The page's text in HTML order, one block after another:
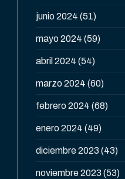
junio 2024 (51)
mayo 2024 (59)
abril 2024 (54)
marzo 2024 (60)
febrero 2024 (68)
enero 2024 (49)
diciembre 2023 (43)
noviembre 2023 (53)